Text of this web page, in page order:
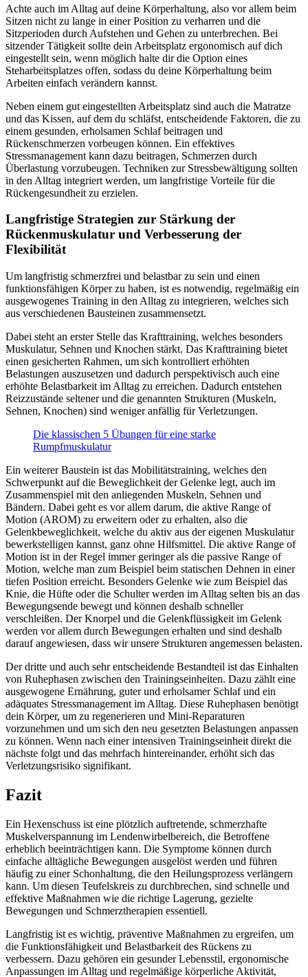
Achte auch im Alltag auf deine Körperhaltung, also vor allem beim
Sitzen nicht zu lange in einer Position zu verharren und die
Sitzperioden durch Aufstehen und Gehen zu unterbrechen. Bei
sitzender Tätigkeit sollte dein Arbeitsplatz ergonomisch auf dich
eingestellt sein, wenn möglich halte dir die Option eines
Steharbeitsplatzes offen, sodass du deine Körperhaltung beim
Arbeiten einfach verändern kannst.
Neben einem gut eingestellten Arbeitsplatz sind auch die Matratze
und das Kissen, auf dem du schläfst, entscheidende Faktoren, die zu
einem gesunden, erholsamen Schlaf beitragen und
Rückenschmerzen vorbeugen können. Ein effektives
Stressmanagement kann dazu beitragen, Schmerzen durch
Überlastung vorzubeugen. Techniken zur Stressbewältigung sollten
in den Alltag integriert werden, um langfristige Vorteile für die
Rückengesundheit zu erzielen.
Langfristige Strategien zur Stärkung der
Rückenmuskulatur und Verbesserung der
Flexibilität
Um langfristig schmerzfrei und belastbar zu sein und einen
funktionsfähigen Körper zu haben, ist es notwendig, regelmäßig ein
ausgewogenes Training in den Alltag zu integrieren, welches sich
aus verschiedenen Bausteinen zusammensetzt.
Dabei steht an erster Stelle das Krafttraining, welches besonders
Muskulatur, Sehnen und Knochen stärkt. Das Krafttraining bietet
einen gesicherten Rahmen, um sich kontrolliert erhöhten
Belastungen auszusetzen und dadurch perspektivisch auch eine
erhöhte Belastbarkeit im Alltag zu erreichen. Dadurch entstehen
Reizzustände seltener und die genannten Strukturen (Muskeln,
Sehnen, Knochen) sind weniger anfällig für Verletzungen.
Die klassischen 5 Übungen für eine starke
Rumpfmuskulatur
Ein weiterer Baustein ist das Mobilitätstraining, welches den
Schwerpunkt auf die Beweglichkeit der Gelenke legt, auch im
Zusammenspiel mit den anliegenden Muskeln, Sehnen und
Bändern. Dabei geht es vor allem darum, die aktive Range of
Motion (AROM) zu erweitern oder zu erhalten, also die
Gelenkbeweglichkeit, welche du aktiv aus der eigenen Muskulatur
bewerkstelligen kannst, ganz ohne Hilfsmittel. Die aktive Range of
Motion ist in der Regel immer geringer als die passive Range of
Motion, welche man zum Beispiel beim statischen Dehnen in einer
tiefen Position erreicht. Besonders Gelenke wie zum Beispiel das
Knie, die Hüfte oder die Schulter werden im Alltag selten bis an das
Bewegungsende bewegt und können deshalb schneller
verschleißen. Der Knorpel und die Gelenkflüssigkeit im Gelenk
werden vor allem durch Bewegungen erhalten und sind deshalb
darauf angewiesen, dass wir unsere Strukturen angemessen belasten.
Der dritte und auch sehr entscheidende Bestandteil ist das Einhalten
von Ruhephasen zwischen den Trainingseinheiten. Dazu zählt eine
ausgewogene Ernährung, guter und erholsamer Schlaf und ein
adäquates Stressmanagement im Alltag. Diese Ruhephasen benötigt
dein Körper, um zu regenerieren und Mini-Reparaturen
vorzunehmen und um sich den neu gesetzten Belastungen anpassen
zu können. Wenn nach einer intensiven Trainingseinheit direkt die
nächste folgt und das mehrfach hintereinander, erhöht sich das
Verletzungsrisiko signifikant.
Fazit
Ein Hexenschuss ist eine plötzlich auftretende, schmerzhafte
Muskelverspannung im Lendenwirbelbereich, die Betroffene
erheblich beeinträchtigen kann. Die Symptome können durch
einfache alltägliche Bewegungen ausgelöst werden und führen
häufig zu einer Schonhaltung, die den Heilungsprozess verlängern
kann. Um diesen Teufelskreis zu durchbrechen, sind schnelle und
effektive Maßnahmen wie die richtige Lagerung, gezielte
Bewegungen und Schmerztherapien essentiell.
Langfristig ist es wichtig, präventive Maßnahmen zu ergreifen, um
die Funktionsfähigkeit und Belastbarkeit des Rückens zu
verbessern. Dazu gehören ein gesunder Lebensstil, ergonomische
Anpassungen im Alltag und regelmäßige körperliche Aktivität,